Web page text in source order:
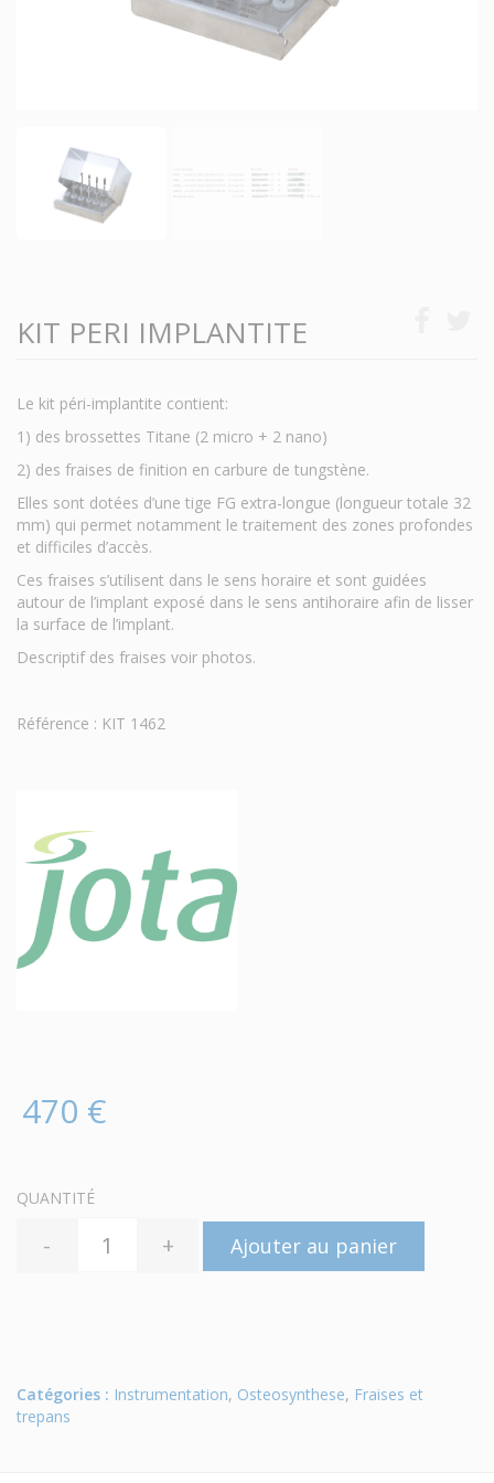
KIT PERI IMPLANTITE
Le kit péri-implantite contient:
1) des brossettes Titane (2 micro + 2 nano)
2) des fraises de finition en carbure de tungstène.
Elles sont dotées d’une tige FG extra-longue (longueur totale 32
mm) qui permet notamment le traitement des zones profondes
et difficiles d’accès.
Ces fraises s’utilisent dans le sens horaire et sont guidées
autour de l’implant exposé dans le sens antihoraire afin de lisser
la surface de l’implant.
Descriptif des fraises voir photos.
Référence : KIT 1462
470 €
QUANTITÉ
- + Ajouter au panier
Catégories : Instrumentation, Osteosynthese, Fraises et
trepans